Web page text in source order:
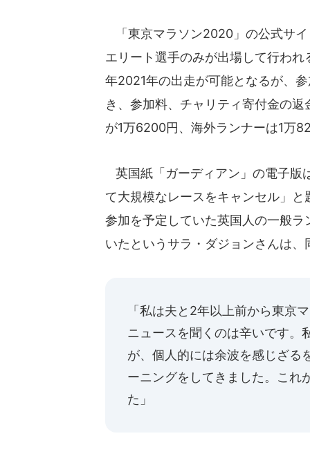
「東京マラソン2020」の公式サ
エリート選手のみが出場して行わ
年2021年の出走が可能となるが、
き、参加料、チャリティ寄付金の
が1万6200円、海外ランナーは1万
英国紙「ガーディアン」の電子版
て大規模なレースをキャンセル」
参加を予定していた英国人の一般
いたというサラ・ダジョンさんは、
「私は夫と2年以上前から東京
ニュースを聞くのは辛いです。
が、個人的には余波を感じざる
ーニングをしてきました。これ
た」